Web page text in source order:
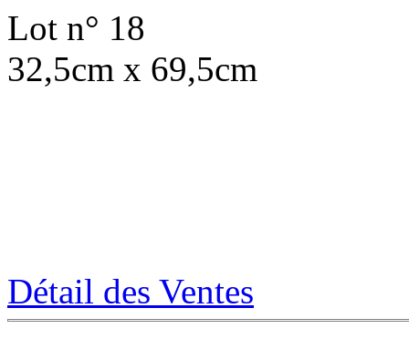
Lot n° 18
32,5cm x 69,5cm
Détail des Ventes